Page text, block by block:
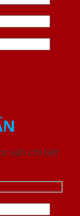
vấn chi tiết